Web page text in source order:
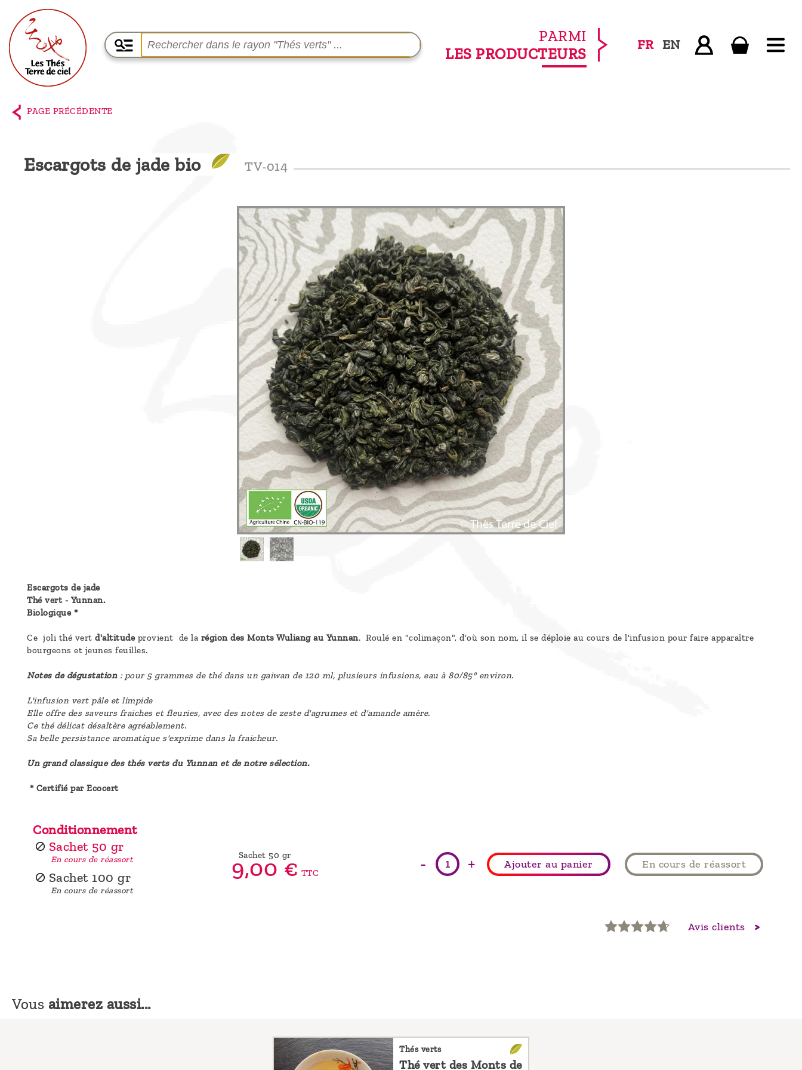
PARMI
LES PRODUCTEURS
FR EN
Accueil
La
Ciel
PAGE PRÉCÉDENTE
Escargots de jade bio TV-014
Escargots de jade
Thé vert - Yunnan.
Biologique *
Ce joli thé vert d'altitudeprovient de la région des Monts Wuliang au Yunnan. Roulé en "colimaçon", d'où son nom, il se déploie au cours de l'infusion pour faire apparaître
bourgeons et jeunes feuilles.
Notes de dégustation: pour 5 grammes de thé dans un gaiwan de 120 ml, plusieurs infusions, eau à 80/85° environ.
L'infusion vert pâle et limpide
Elle offre des saveurs fraiches et fleuries, avec des notes de zeste d'agrumes et d'amande amère.
Ce thé délicat désaltère agréablement.
Sa belle persistance aromatique s'exprime dans la fraicheur.
Un grand classique des thés verts du Yunnan et de notre sélection.
* Certifié par Ecocert
Conditionnement
Sachet 50 gr
En cours de réassort
Sachet 100 gr
En cours de réassort
Sachet 50 gr
9,00€ TTC - + Ajouter au panier En cours de réassort
Avis clients
Vous aimerez aussi...
Thés verts
Thé vert des Monts de